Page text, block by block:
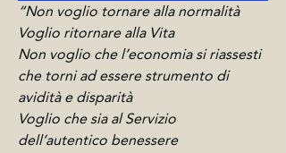
“Non voglio tornare alla normalità
Voglio ritornare alla Vita
Non voglio che l’economia si riassesti
che torni ad essere strumento di
avidità e disparità
Voglio che sia al Servizio
dell’autentico benessere